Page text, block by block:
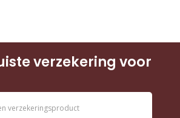
verzekering voor